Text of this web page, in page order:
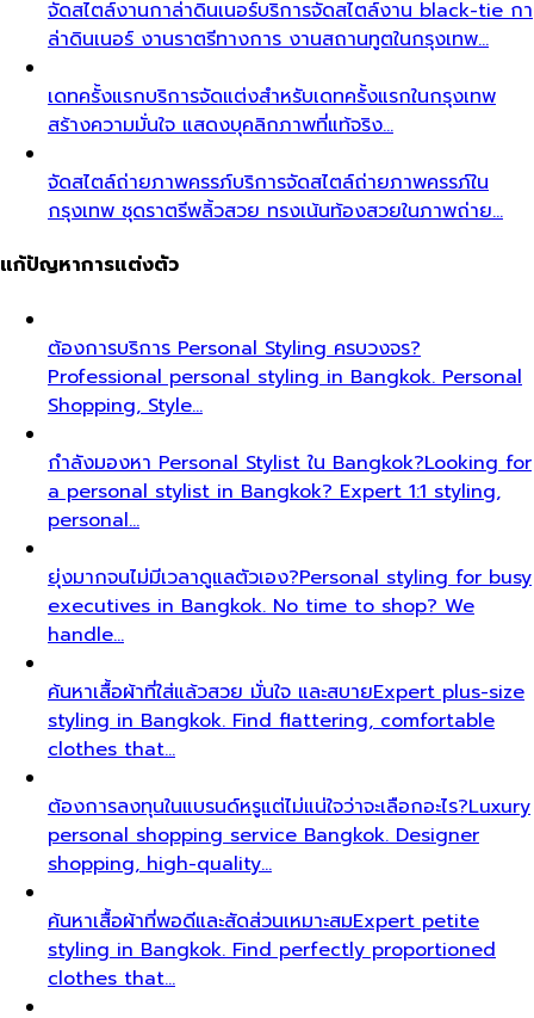
จัดสไตล์งานกาล่าดินเนอร์บริการจัดสไตล์งาน black-tie กา
ล่าดินเนอร์ งานราตรีทางการ งานสถานทูตในกรุงเทพ…
เดทครั้งแรกบริการจัดแต่งสำหรับเดทครั้งแรกในกรุงเทพ
สร้างความมั่นใจ แสดงบุคลิกภาพที่แท้จริง…
จัดสไตล์ถ่ายภาพครรภ์บริการจัดสไตล์ถ่ายภาพครรภ์ใน
กรุงเทพ ชุดราตรีพลิ้วสวย ทรงเน้นท้องสวยในภาพถ่าย…
แก้ปัญหาการแต่งตัว
ต้องการบริการ Personal Styling ครบวงจร?
Professional personal styling in Bangkok. Personal
Shopping, Style…
กำลังมองหา Personal Stylist ใน Bangkok?Looking for
a personal stylist in Bangkok? Expert 1:1 styling,
personal…
ยุ่งมากจนไม่มีเวลาดูแลตัวเอง?Personal styling for busy
executives in Bangkok. No time to shop? We
handle…
ค้นหาเสื้อผ้าที่ใส่แล้วสวย มั่นใจ และสบายExpert plus-size
styling in Bangkok. Find flattering, comfortable
clothes that…
ต้องการลงทุนในแบรนด์หรูแต่ไม่แน่ใจว่าจะเลือกอะไร?Luxury
personal shopping service Bangkok. Designer
shopping, high-quality…
ค้นหาเสื้อผ้าที่พอดีและสัดส่วนเหมาะสมExpert petite
styling in Bangkok. Find perfectly proportioned
clothes that…